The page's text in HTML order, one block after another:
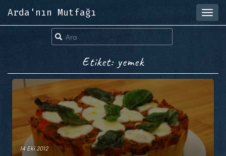
Arda'nın Mutfağı
Etiket: yemek
14 Eki 2012